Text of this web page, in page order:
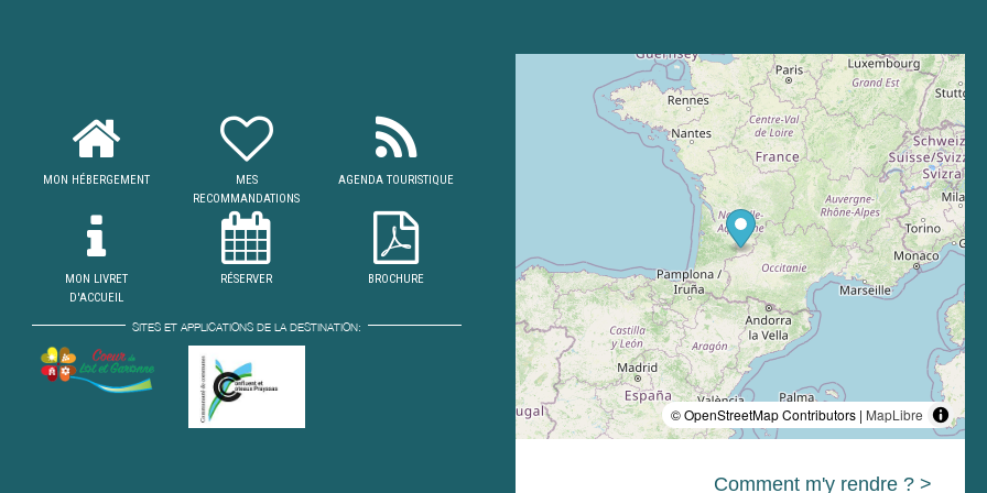
MON HÉBERGEMENT
MES
RECOMMANDATIONS
AGENDA TOURISTIQUE
MON LIVRET
D'ACCUEIL
RÉSERVER BROCHURE
SITES ET APPLICATIONS DE LA DESTINATION:
© OpenStreetMap Contributors | MapLibre
Comment m'y rendre ? >